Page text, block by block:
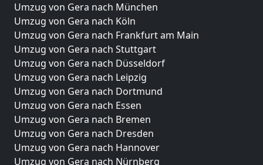
Umzug von Gera nach München
Umzug von Gera nach Köln
Umzug von Gera nach Frankfurt am Main
Umzug von Gera nach Stuttgart
Umzug von Gera nach Düsseldorf
Umzug von Gera nach Leipzig
Umzug von Gera nach Dortmund
Umzug von Gera nach Essen
Umzug von Gera nach Bremen
Umzug von Gera nach Dresden
Umzug von Gera nach Hannover
Umzug von Gera nach Nürnberg